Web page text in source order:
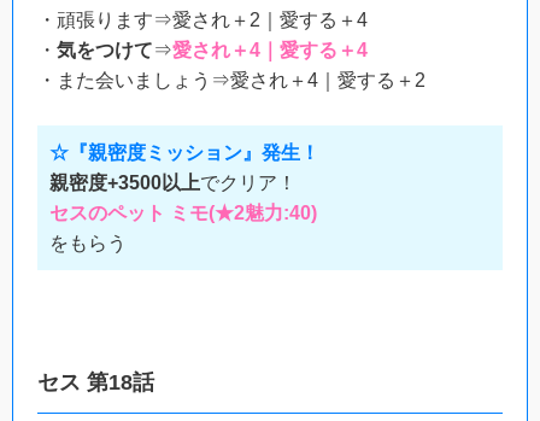
・頑張ります⇒愛され＋2｜愛する＋4
・ 気をつけて⇒愛され＋4｜愛する＋4
・また会いましょう⇒愛され＋4｜愛する＋2
☆『親密度ミッション』発生！
親密度+3500以上でクリア！
セスのペット ミモ(★2魅力:40)
をもらう
セス 第18話